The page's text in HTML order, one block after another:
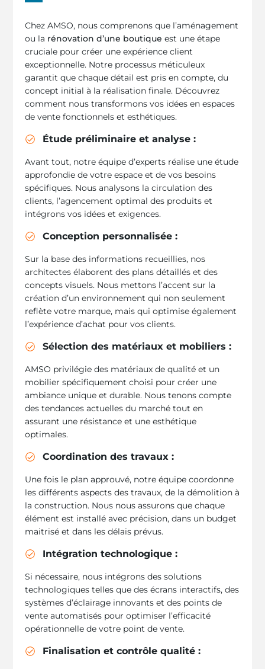
Chez AMSO, nous comprenons que l’aménagement
ou la rénovation d’une boutique est une étape
cruciale pour créer une expérience client
exceptionnelle. Notre processus méticuleux
garantit que chaque détail est pris en compte, du
concept initial à la réalisation finale. Découvrez
comment nous transformons vos idées en espaces
de vente fonctionnels et esthétiques.
Étude préliminaire et analyse :
Avant tout, notre équipe d’experts réalise une étude
approfondie de votre espace et de vos besoins
spécifiques. Nous analysons la circulation des
clients, l’agencement optimal des produits et
intégrons vos idées et exigences.
Conception personnalisée :
Sur la base des informations recueillies, nos
architectes élaborent des plans détaillés et des
concepts visuels. Nous mettons l’accent sur la
création d’un environnement qui non seulement
reflète votre marque, mais qui optimise également
l’expérience d’achat pour vos clients.
Sélection des matériaux et mobiliers :
AMSO privilégie des matériaux de qualité et un
mobilier spécifiquement choisi pour créer une
ambiance unique et durable. Nous tenons compte
des tendances actuelles du marché tout en
assurant une résistance et une esthétique
optimales.
Coordination des travaux :
Une fois le plan approuvé, notre équipe coordonne
les différents aspects des travaux, de la démolition à
la construction. Nous nous assurons que chaque
élément est installé avec précision, dans un budget
maitrisé et dans les délais prévus.
Intégration technologique :
Si nécessaire, nous intégrons des solutions
technologiques telles que des écrans interactifs, des
systèmes d’éclairage innovants et des points de
vente automatisés pour optimiser l’efficacité
opérationnelle de votre point de vente.
Finalisation et contrôle qualité :